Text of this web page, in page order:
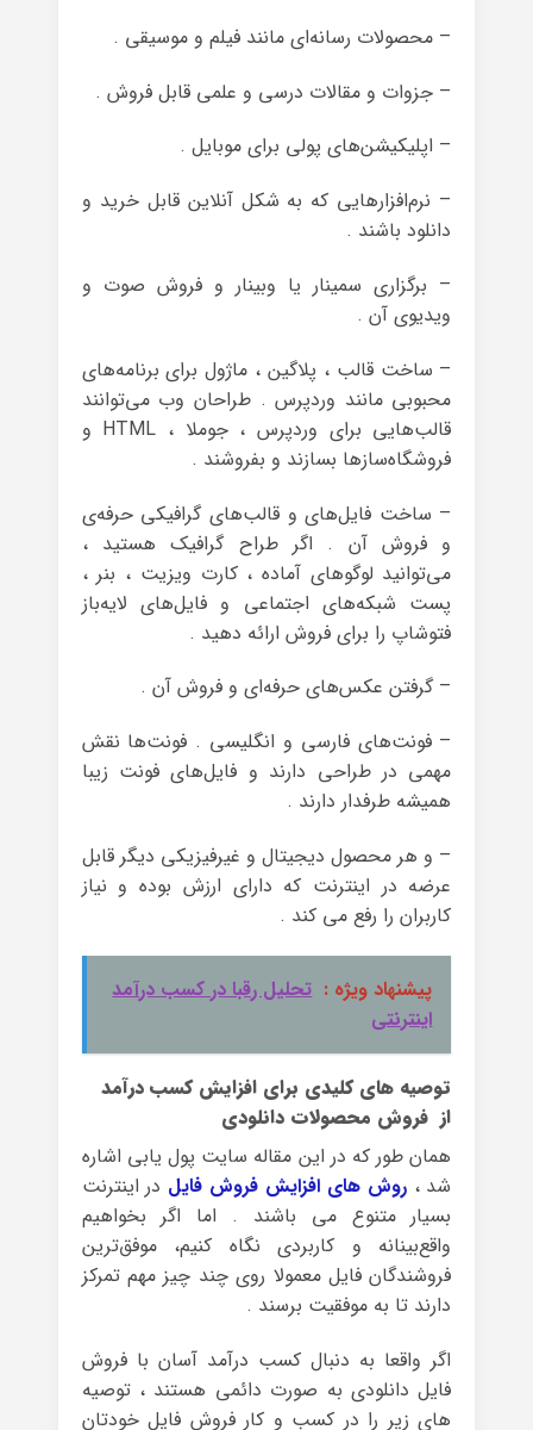
– محصولات رسانه‌ای مانند فیلم و موسیقی .
– جزوات و مقالات درسی و علمی قابل فروش .
– اپلیکیشن‌های پولی برای موبایل .
– نرم‌افزارهایی که به شکل آنلاین قابل خرید و
دانلود باشند .
– برگزاری سمینار یا وبینار و فروش صوت و
ویدیوی آن .
– ساخت قالب ، پلاگین ، ماژول برای برنامه‌های
محبوبی مانند وردپرس . طراحان وب می‌توانند
قالب‌هایی برای وردپرس ، جوملا ، HTML و
فروشگاه‌سازها بسازند و بفروشند .
– ساخت فایل‌های و قالب‌های گرافیکی حرفه‌ی
و فروش آن . اگر طراح گرافیک هستید ،
می‌توانید لوگوهای آماده ، کارت ویزیت ، بنر ،
پست شبکه‌های اجتماعی و فایل‌های لایه‌باز
فتوشاپ را برای فروش ارائه دهید .
– گرفتن عکس‌های حرفه‌ای و فروش آن .
– فونت‌های فارسی و انگلیسی . فونت‌ها نقش
مهمی در طراحی دارند و فایل‌های فونت زیبا
همیشه طرفدار دارند .
– و هر محصول دیجیتال و غیرفیزیکی دیگر قابل
عرضه در اینترنت که دارای ارزش بوده و نیاز
کاربران را رفع می کند .
پیشنهاد ویژه : تحلیل رقبا در کسب درآمد
اینترنتی
توصیه های کلیدی برای افزایش کسب درآمد
از فروش محصولات دانلودی
همان طور که در این مقاله سایت پول یابی اشاره
شد ،روش های افزایش فروش فایل در اینترنت
بسیار متنوع می باشند . اما اگر بخواهیم
واقع‌بینانه و کاربردی نگاه کنیم، موفق‌ترین
فروشندگان فایل معمولا روی چند چیز مهم تمرکز
دارند تا به موفقیت برسند .
اگر واقعا به دنبال کسب درآمد آسان با فروش
فایل دانلودی به صورت دائمی هستند ، توصیه
های زیر را در کسب و کار فروش فایل خودتان